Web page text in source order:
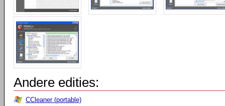
Andere edities:
CCleaner (portable)